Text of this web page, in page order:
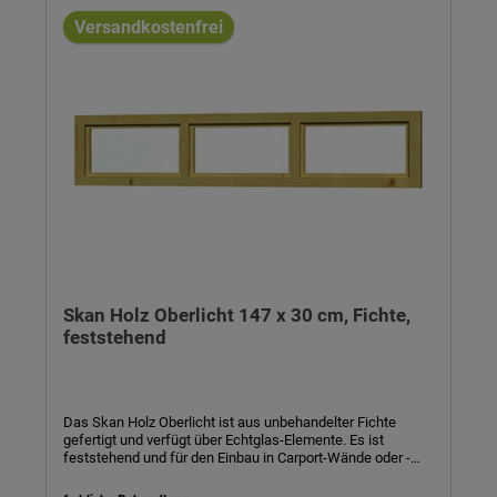
Technische Daten:- Material: Fichte - optional farblich
behandelt- Rahmenaußenmaß: 69,1 x 82,1 cm- Einbaumaß:
Versandkostenfrei
Skan Holz Oberlicht 147 x 30 cm, Fichte,
feststehend
Das Skan Holz Oberlicht ist aus unbehandelter Fichte
gefertigt und verfügt über Echtglas-Elemente. Es ist
feststehend und für den Einbau in Carport-Wände oder -
zu ermöglichen. Das Maß beträgt 147 x 30 cm.